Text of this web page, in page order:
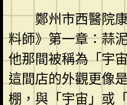
鄭州市西醫院
料師》第一章：蒜
他那間被稱為「宇
這間店的外觀更像
棚，與「宇宙」或